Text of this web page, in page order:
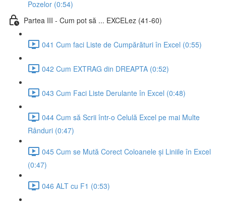
Pozelor (0:54)
Partea III - Cum pot să ... EXCELez (41-60)
041 Cum faci Liste de Cumpărături în Excel (0:55)
042 Cum EXTRAG din DREAPTA (0:52)
043 Cum Faci Liste Derulante în Excel (0:48)
044 Cum să Scrii într-o Celulă Excel pe mai Multe
Rânduri (0:47)
045 Cum se Mută Corect Coloanele și Liniile în Excel
(0:47)
046 ALT cu F1 (0:53)